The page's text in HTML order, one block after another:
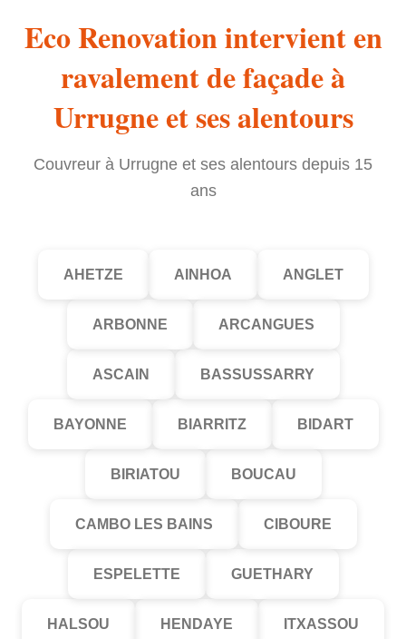
Eco Renovation intervient en
ravalement de façade à
Urrugne et ses alentours
Couvreur à Urrugne et ses alentours depuis 15
ans
AHETZE AINHOA ANGLET
ARBONNE ARCANGUES
ASCAIN BASSUSSARRY
BAYONNE BIARRITZ BIDART
BIRIATOU BOUCAU
CAMBO LES BAINS CIBOURE
ESPELETTE GUETHARY
HALSOU HENDAYE ITXASSOU